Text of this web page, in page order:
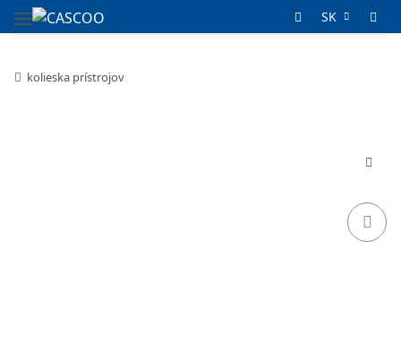
SK
kolieska prístrojov